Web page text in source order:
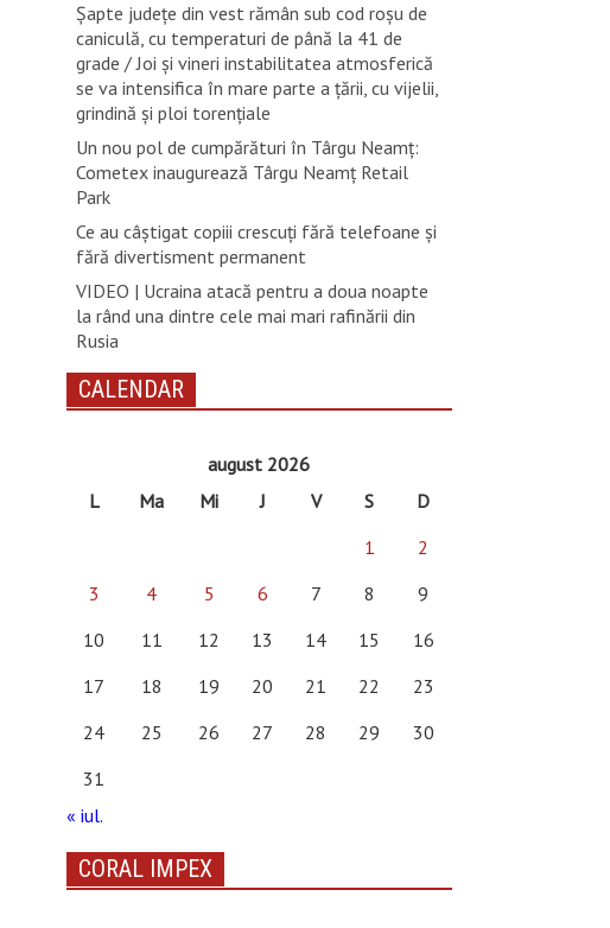
Șapte județe din vest rămân sub cod roșu de
caniculă, cu temperaturi de până la 41 de
grade / Joi și vineri instabilitatea atmosferică
se va intensifica în mare parte a țării, cu vijelii,
grindină și ploi torențiale
Un nou pol de cumpărături în Târgu Neamț:
Cometex inaugurează Târgu Neamț Retail
Park
Ce au câștigat copiii crescuți fără telefoane și
fără divertisment permanent
VIDEO | Ucraina atacă pentru a doua noapte
la rând una dintre cele mai mari rafinării din
Rusia
CALENDAR
august 2026
L
Ma Mi J V S
D
1
2
3
4 5 6 7 8
9
10
11 12 13 14 15
16
17
18 19 20 21 22
23
24
25 26 27 28 29
30
31
« iul.
CORAL IMPEX